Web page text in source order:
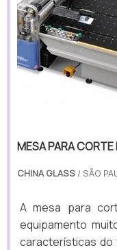
MESA PARA
CHINA GLASS / SÃO
A mesa para
equipamento
características